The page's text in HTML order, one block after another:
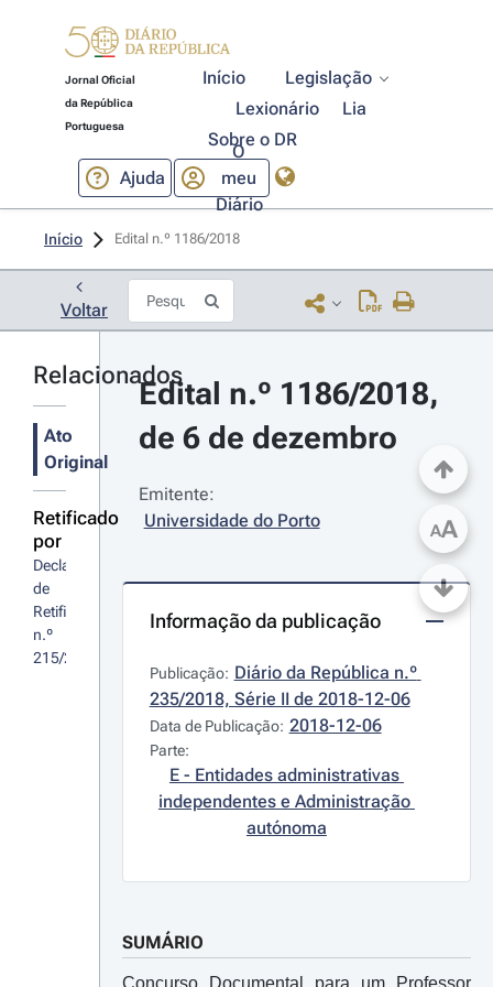
Jornal Oficial
da República
Portuguesa
Início
Legislação
Lexionário
Lia
Sobre o DR
Ajuda
O
meu
Diário
Início Edital n.º 1186/2018
Voltar
Relacionados
Ato
Original
Retificado
por
Declaração
de
Retificação
n.º
215/2019
Edital n.º 1186/2018,
de 6 de dezembro
Emitente:
Universidade do Porto
Informação da publicação
Publicação: Diário da República n.º
235/2018, Série II de 2018-12-06
Data de Publicação: 2018-12-06
Parte:
E - Entidades administrativas
independentes e Administração
autónoma
SUMÁRIO
Concurso Documental para um Professor
AA